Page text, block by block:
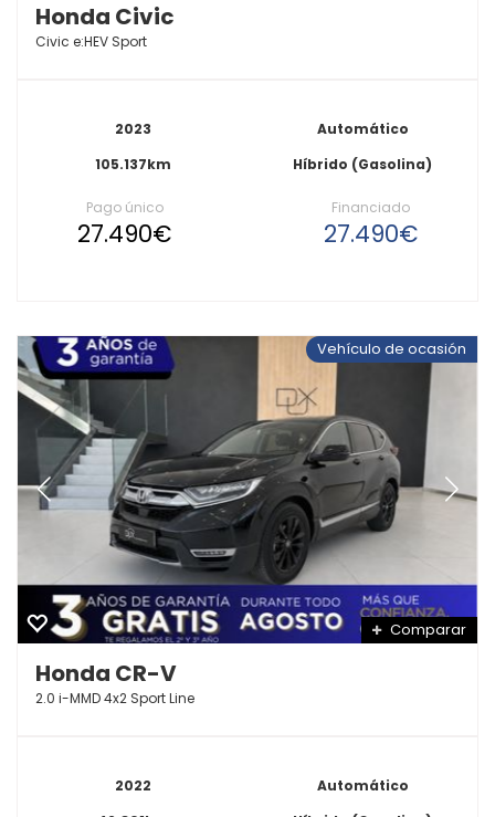
Honda Civic
Civic e:HEV Sport
2023
105.137km
Automático
Híbrido (Gasolina)
Pago único
27.490€
Financiado
27.490€
Vehículo de ocasión
Comparar
Honda CR-V
2.0­ i­-MMD 4x2 Sport Line
2022
Automático